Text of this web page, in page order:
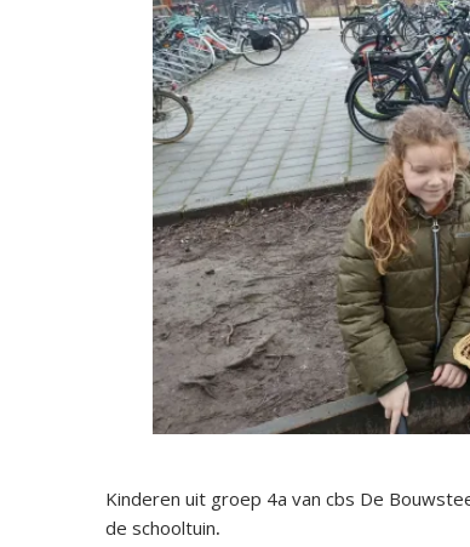
Kinderen uit groep 4a van cbs De
de schooltuin.